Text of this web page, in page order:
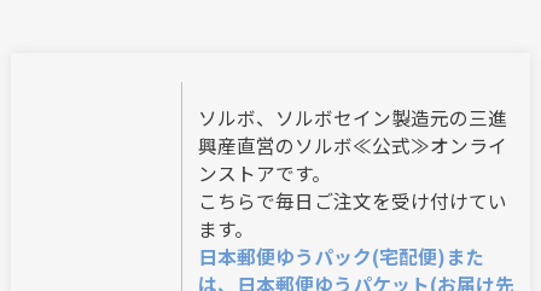
ソルボ、ソルボセイン製造元の三進
興産直営のソルボ≪公式≫オンライ
ンストアです。
こちらで毎日ご注文を受け付けてい
ます。
日本郵便ゆうパック(宅配便)また
は、日本郵便ゆうパケット(お届け先